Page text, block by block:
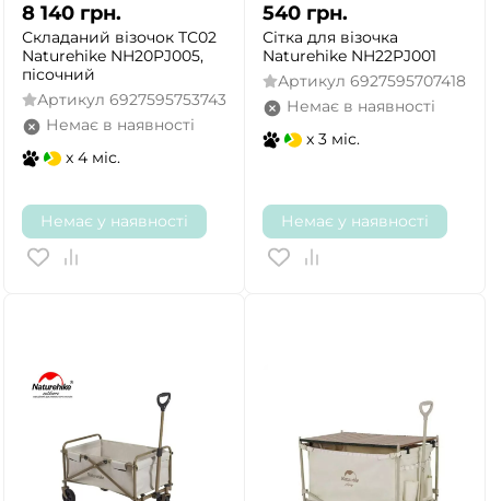
8 140 грн.
Складаний візочок ТС02
Naturehike NH20PJ005,
пісочний
Артикул 6927595753743
Немає в наявності
x 4 міс.
Немає у наявності
540 грн.
Сітка для візочка
Naturehike NH22PJ001
Артикул 6927595707418
Немає в наявності
x 3 міс.
Немає у наявності